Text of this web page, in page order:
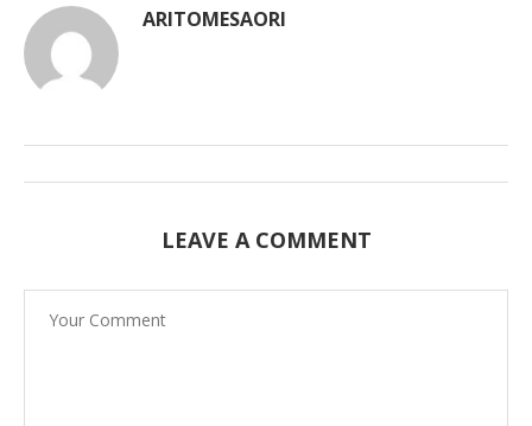
ARITOMESAORI
LEAVE A COMMENT